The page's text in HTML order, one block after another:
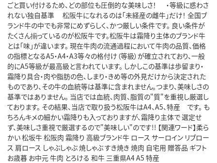
ごと買い付けるため、どの部位も圧倒的な美味しさ！ ・等級に惑わさ
れない独自基準 松阪牛になれるのは「未経産の雌牛」だけ！ 全国ブ
ランド牛の中でも非常にめずらしく、かつ厳しい条件です。 良い条件が
たくさん揃っているのが松阪牛です。松阪牛は霜降り主体のブランド牛
とは「味」が違います。 現在牛肉の流通過程において牛肉の品質、価格
の指標となるA5・A4・A3等々の格付け（等級）が確立されており、一般
的にA5等級が最高級と言われています。 しかしこの基準は歩留まり・
霜降り具合・肉や脂肪の色、しまり・きめ等の外見だけから決定された
ものであり、その牛の血統等は基準に含まれません。つまり、美味しさの
基準ではありません。 当店では血統、肉質、脂質の"質"を重視し厳選し
ております。 その結果、当店で取り扱う松阪牛はA4、A5、特産 です。 も
ちろんキメの細かい霜降りも入っておりますが、霜降り主体で 選定せ
ず、美味しさ重視で厳選するので"美味しい"のです!! 【関連ワード】柔ら
かい 松坂牛 松阪肉 霜降り 高級ブランド牛 ロース サーロイン リブロー
ス 肩ロース しゃぶしゃぶ 焼しゃぶ すき焼き 焼肉 自宅用 贈答品 ギフト
お歳暮 お中元 牛肉 とろける 和牛 三重県A4 A5 特産